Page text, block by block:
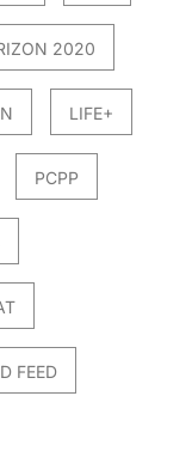
2020
LIFE+
PCPP
FEED